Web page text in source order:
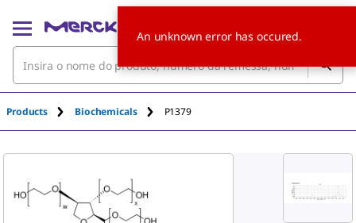
Products Biochemicals P1379
An unknown error has occured.